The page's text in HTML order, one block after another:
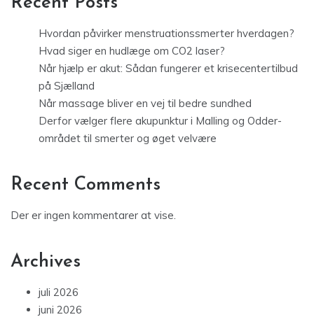
Hvordan påvirker menstruationssmerter hverdagen?
Hvad siger en hudlæge om CO2 laser?
Når hjælp er akut: Sådan fungerer et krisecentertilbud
på Sjælland
Når massage bliver en vej til bedre sundhed
Derfor vælger flere akupunktur i Malling og Odder-
området til smerter og øget velvære
Recent Comments
Der er ingen kommentarer at vise.
Archives
juli 2026
juni 2026